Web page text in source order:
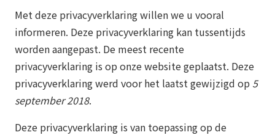
Met deze privacyverklaring willen we u vooral
informeren. Deze privacyverklaring kan tussentijds
worden aangepast. De meest recente
privacyverklaring is op onze website geplaatst. Deze
privacyverklaring werd voor het laatst gewijzigd op 5
september 2018.
Deze privacyverklaring is van toepassing op de